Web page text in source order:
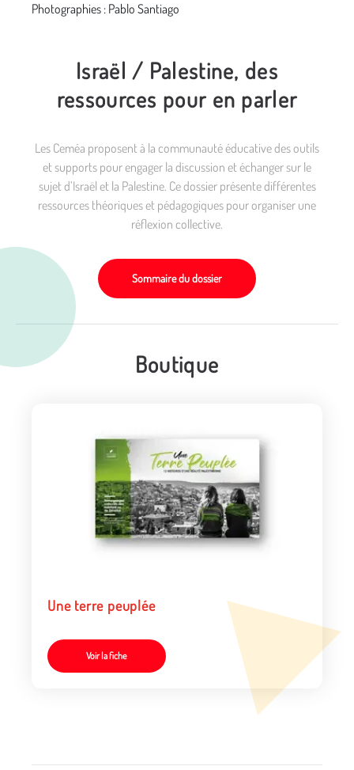
Photographies : Pablo Santiago
Israël / Palestine, des
ressources pour en parler
Les Ceméa proposent à la communauté éducative des outils
et supports pour engager la discussion et échanger sur le
sujet d’Israël et la Palestine. Ce dossier présente différentes
ressources théoriques et pédagogiques pour organiser une
réflexion collective.
Sommaire du dossier
Boutique
Une terre peuplée
Voir la fiche